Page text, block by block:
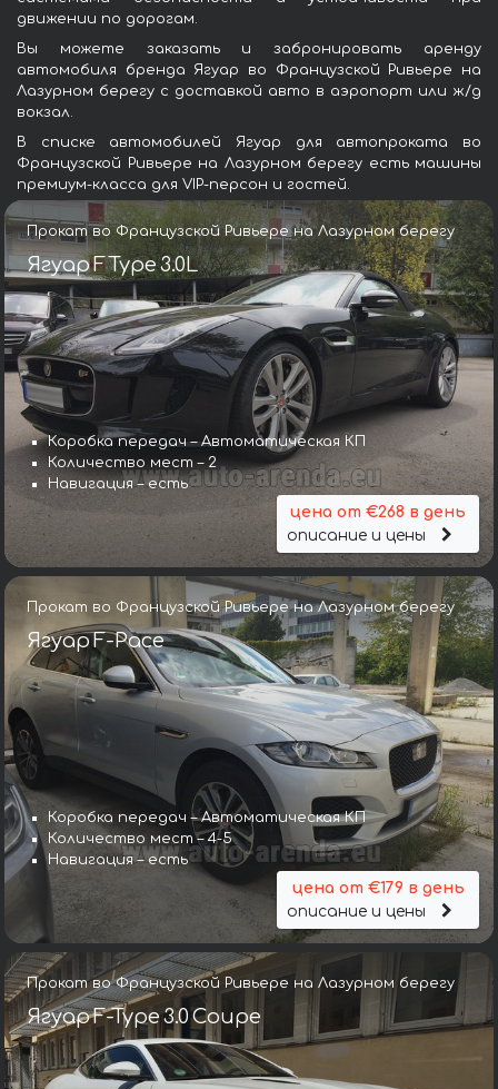
движении по дорогам.
Вы можете заказать и забронировать аренду
автомобиля бренда Ягуар во Французской Ривьере на
Лазурном берегу с доставкой авто в аэропорт или ж/д
вокзал.
В списке автомобилей Ягуар для автопроката во
Французской Ривьере на Лазурном берегу есть машины
премиум-класса для VIP-персон и гостей.
Прокат во Французской Ривьере на Лазурном берегу
Ягуар F Type 3.0L
Коробка передач – Автоматическая КП
Количество мест – 2
Навигация – есть
цена от €268 в день
описание и цены
Прокат во Французской Ривьере на Лазурном берегу
Ягуар F-Pace
Коробка передач – Автоматическая КП
Количество мест – 4-5
Навигация – есть
цена от €179 в день
описание и цены
Прокат во Французской Ривьере на Лазурном берегу
Ягуар F-Type 3.0 Coupe